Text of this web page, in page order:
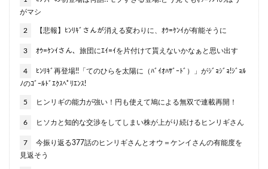
がマシ
2 【悲報】ﾋﾝﾘｷﾞさんが消える変わりに、ｵｳ=ｹﾝｲが有能そうに
3 ｵｳ=ｹﾝｲさん、旅団にｴｲ=ｲを片付けて貰えないかなぁと思い出す
4
ﾋﾝﾘｷﾞ再登場!!「てのひらを太陽に（ﾊﾞｲｵﾊｻﾞｰﾄﾞ）」がｼﾞｮｼﾞｮ!ｼﾞｮﾙ
ﾉのｺﾞｰﾙﾄﾞｴｸｽﾍﾟﾘｴﾝｽ!
5 ヒンリギの能力が強い！円も使えて鳩による無双で連載再開！
6 ヒソカと知的な交渉をしてしまい株が上がり続けるヒンリギさん
7
今振り返る377話のヒンリギさんとオウ＝ケンイさんの有能度を
見返そう